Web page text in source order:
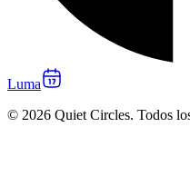
Luma
© 2026 Quiet Circles. Todos